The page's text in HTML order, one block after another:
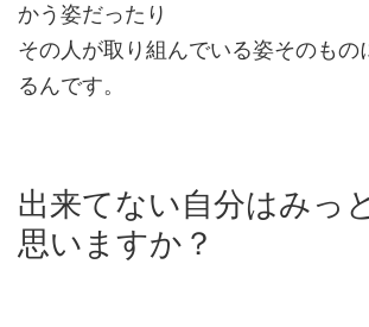
かう姿だったり
その人が取り組んでいる姿そのもの
るんです。
出来てない自分はみっ
思いますか？